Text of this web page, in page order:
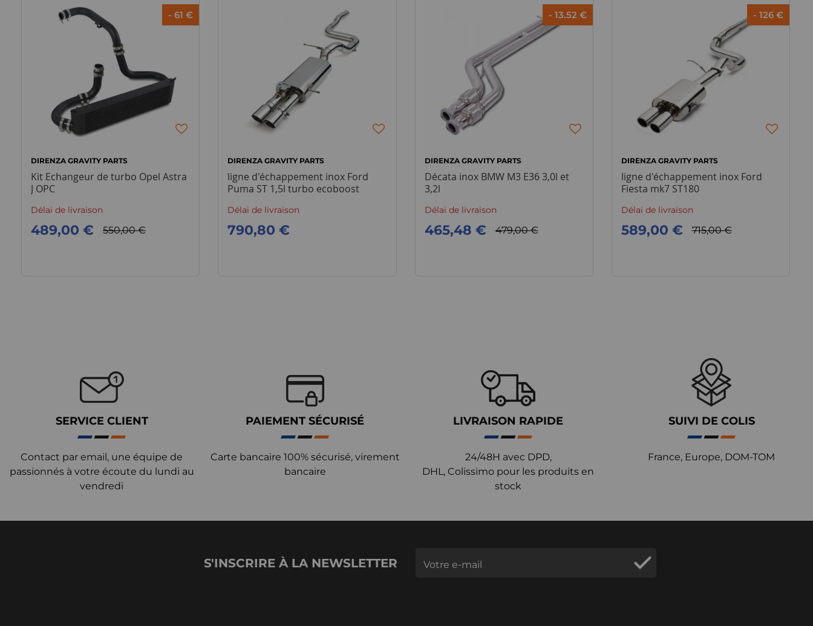
- 61 €
DIRENZA GRAVITY PARTS
Kit Echangeur de turbo Opel Astra
J OPC
Délai de livraison
550,00 €
489,00 €
DIRENZA GRAVITY PARTS
ligne d'échappement inox Ford
Puma ST 1,5l turbo ecoboost
Délai de livraison
790,80 €
- 13.52 €
DIRENZA GRAVITY PARTS
Décata inox BMW M3 E36 3,0l et
3,2l
Délai de livraison
479,00 €
465,48 €
- 126 €
DIRENZA GRAVITY PARTS
ligne d'échappement inox Ford
Fiesta mk7 ST180
Délai de livraison
715,00 €
589,00 €
SERVICE CLIENT
Contact par email, une équipe de
passionnés à votre écoute du lundi au
vendredi
PAIEMENT SÉCURISÉ
Carte bancaire 100% sécurisé, virement
bancaire
LIVRAISON RAPIDE
24/48H avec DPD,
DHL, Colissimo pour les produits en
stock
SUIVI DE COLIS
France, Europe, DOM-TOM
S'INSCRIRE À LA NEWSLETTER